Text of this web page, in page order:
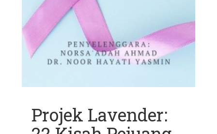
Projek Lavender: